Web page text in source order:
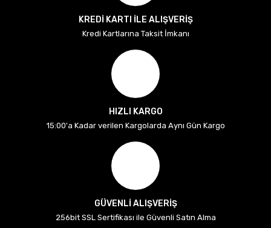
KREDİ KARTI İLE ALIŞVERİŞ
Kredi Kartlarına Taksit İmkanı
HIZLI KARGO
15:00'a Kadar verilen Kargolarda Aynı Gün Kargo
GÜVENLİ ALIŞVERİŞ
256bit SSL Sertifikası ile Güvenli Satın Alma